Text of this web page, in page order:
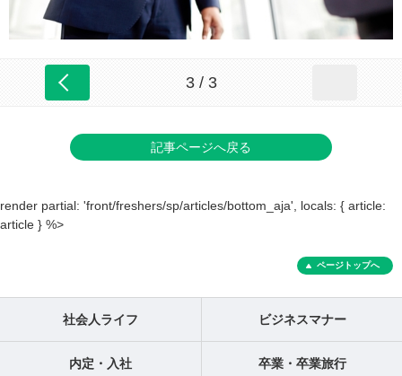
3 / 3
記事ページへ戻る
render partial: 'front/freshers/sp/articles/bottom_aja', locals: { article:
article } %>
ページトップへ
社会人ライフ ビジネスマナー
内定・入社 卒業・卒業旅行